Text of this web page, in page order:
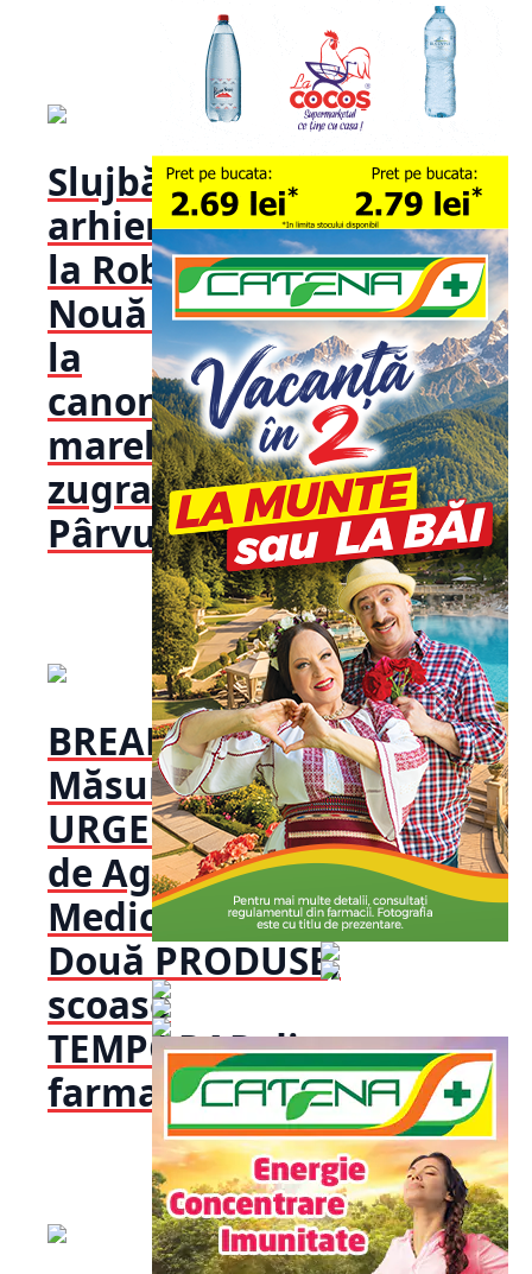
Slujbă
arhierească
la Robaia!
Nouă ani de
la
canonizarea
marelui
zugrav
Pârvu Mutu
BREAKING!
Măsură
URGENTĂ luată
de Agenția
Medicamentului:
Două PRODUSE,
scoase
TEMPORAR din
farmacii...